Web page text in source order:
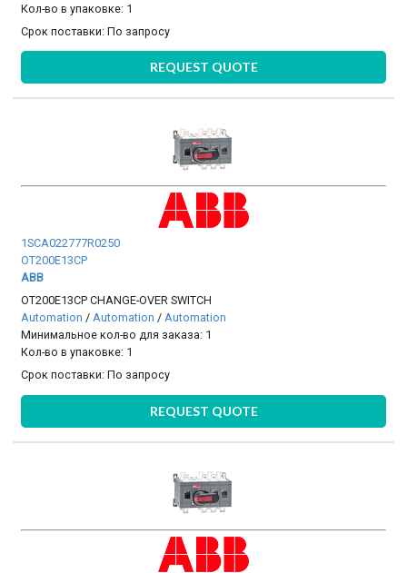
Кол-во в упаковке: 1
Срок поставки:По запросу
REQUEST QUOTE
1SCA022777R0250
OT200E13CP
ABB
OT200E13CP CHANGE-OVER SWITCH
Automation /Automation /Automation
Минимальное кол-во для заказа: 1
Кол-во в упаковке: 1
Срок поставки:По запросу
REQUEST QUOTE